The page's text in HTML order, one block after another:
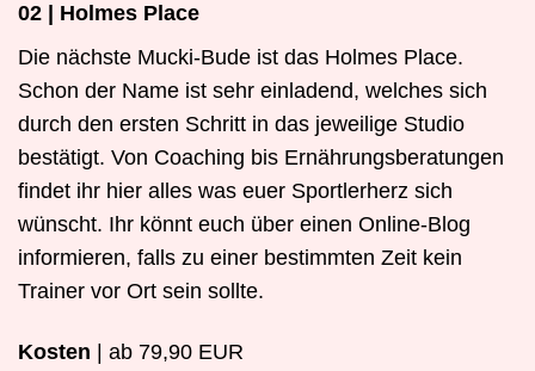
02 | Holmes Place
Die nächste Mucki-Bude ist das Holmes Place.
Schon der Name ist sehr einladend, welches sich
durch den ersten Schritt in das jeweilige Studio
bestätigt. Von Coaching bis Ernährungsberatungen
findet ihr hier alles was euer Sportlerherz sich
wünscht. Ihr könnt euch über einen Online-Blog
informieren, falls zu einer bestimmten Zeit kein
Trainer vor Ort sein sollte.
Kosten | ab 79,90 EUR